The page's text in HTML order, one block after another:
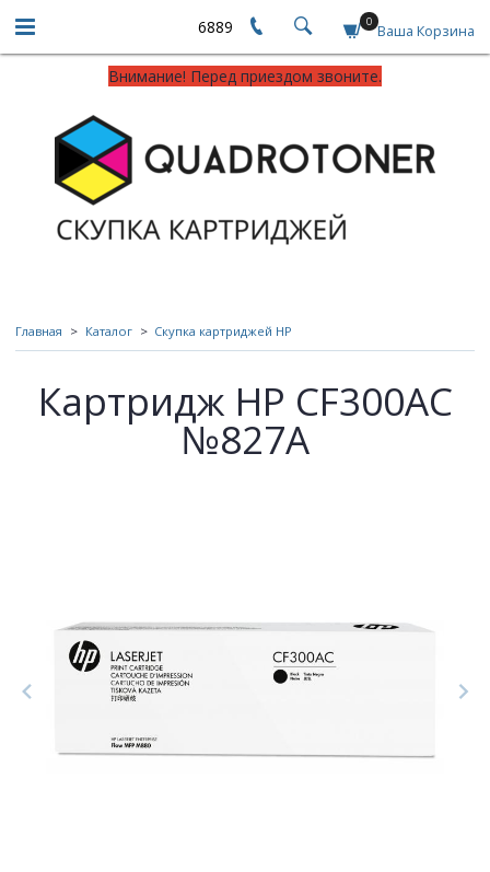
6889 0 Ваша Корзина
Внимание! Перед приездом звоните.
Главная Каталог Скупка картриджей HP
Картридж HP CF300AC
№827A